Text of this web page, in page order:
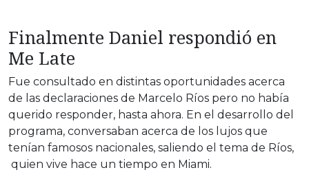
Finalmente Daniel respondió en
Me Late
Fue consultado en distintas oportunidades acerca
de las declaraciones de Marcelo Ríos pero no había
querido responder, hasta ahora. En el desarrollo del
programa, conversaban acerca de los lujos que
tenían famosos nacionales, saliendo el tema de Ríos,
quien vive hace un tiempo en Miami.